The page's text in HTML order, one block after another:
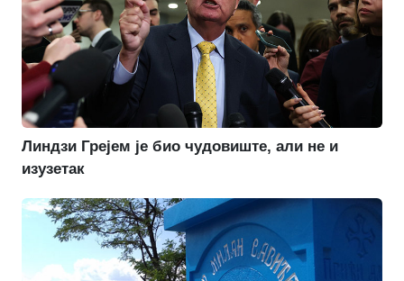
Линдзи Грејем је био чудовиште, али не и
изузетак